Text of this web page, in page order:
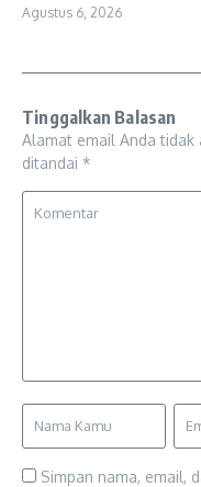
Agustus 6, 2026
Tinggalkan Balasan
Alamat email Anda tidak
ditandai *
Simpan nama, email,